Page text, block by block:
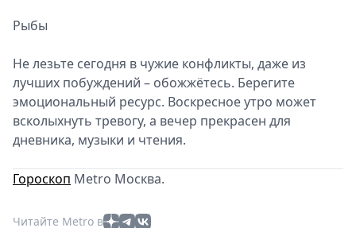
Рыбы
Не лезьте сегодня в чужие конфликты, даже из
лучших побуждений – обожжётесь. Берегите
эмоциональный ресурс. Воскресное утро может
всколыхнуть тревогу, а вечер прекрасен для
дневника, музыки и чтения.
Гороскоп Metro Москва.
Читайте Metro в